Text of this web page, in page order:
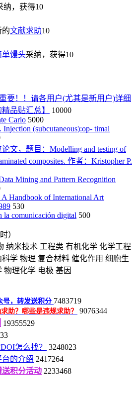
纳，获得10
的文献求助10
单馒头采纳，获得10
要！！请各用户(尤其是新用户)详细
品贴汇总】
10000
Carlo 5000
Injection (subcutaneous):op- timal
文，题目：Modelling and testing of
composites. 作者：Kristopher P.
Mining and Pattern Recognition
Handbook of International Art
530
la comunicación digital 500
）
纳米技术 工程类 有机化学 化学工程
科学 物理 复合材料 催化作用 细胞生
物理化学 电极 基因
号，转发送积分 7483719
助？哪些是违规求助？ 9076344
19355529
怎么找？
3248023
的介绍 2417264
积分活动 2233468